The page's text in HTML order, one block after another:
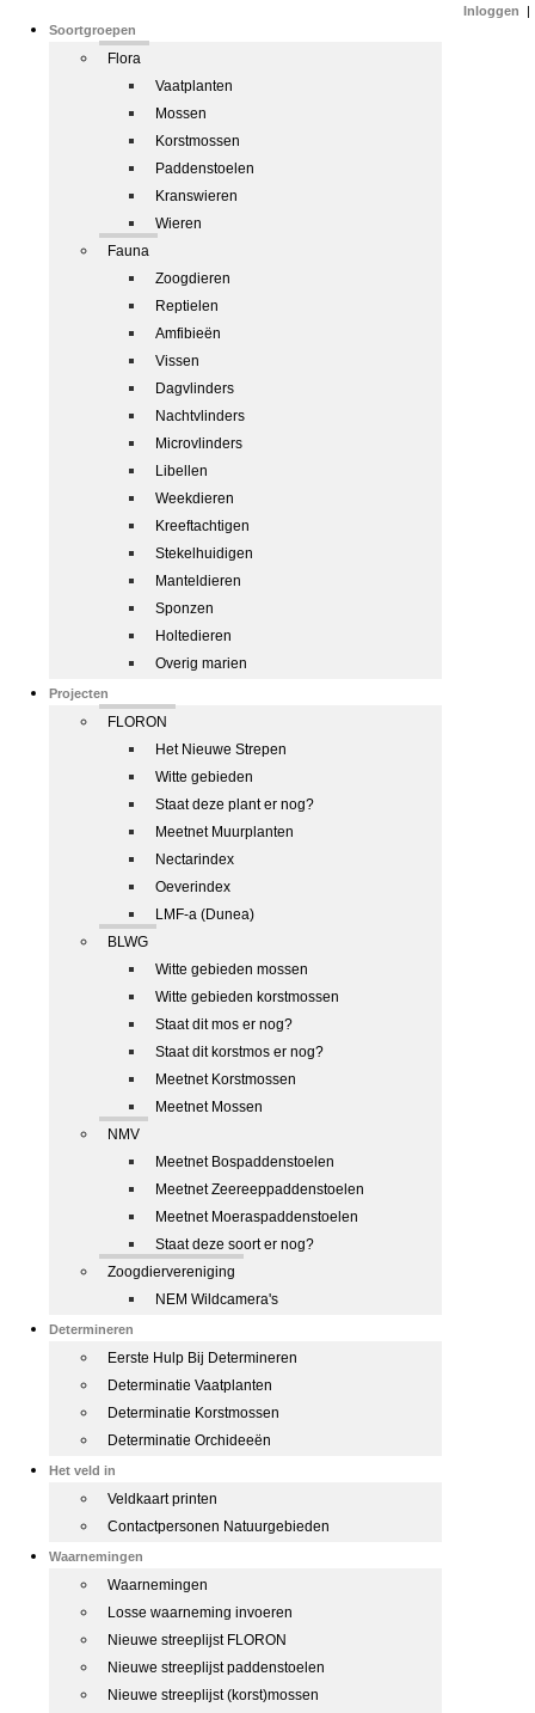
Soortgroepen
Flora
Vaatplanten
Mossen
Korstmossen
Paddenstoelen
Kranswieren
Wieren
Fauna
Zoogdieren
Reptielen
Amfibieën
Vissen
Dagvlinders
Nachtvlinders
Microvlinders
Libellen
Weekdieren
Kreeftachtigen
Stekelhuidigen
Manteldieren
Sponzen
Holtedieren
Overig marien
Projecten
FLORON
Het Nieuwe Strepen
Witte gebieden
Staat deze plant er nog?
Meetnet Muurplanten
Nectarindex
Oeverindex
LMF-a (Dunea)
BLWG
Witte gebieden mossen
Witte gebieden korstmossen
Staat dit mos er nog?
Staat dit korstmos er nog?
Meetnet Korstmossen
Meetnet Mossen
NMV
Meetnet Bospaddenstoelen
Meetnet Zeereeppaddenstoelen
Meetnet Moeraspaddenstoelen
Staat deze soort er nog?
Zoogdiervereniging
NEM Wildcamera's
Determineren
Eerste Hulp Bij Determineren
Determinatie Vaatplanten
Determinatie Korstmossen
Determinatie Orchideeën
Het veld in
Veldkaart printen
Contactpersonen Natuurgebieden
Waarnemingen
Waarnemingen
Losse waarneming invoeren
Nieuwe streeplijst FLORON
Nieuwe streeplijst paddenstoelen
Nieuwe streeplijst (korst)mossen
Inloggen |